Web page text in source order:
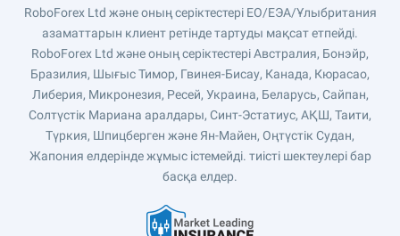
RoboForex Ltd және оның серіктестері ЕО/ЕЭА/Ұлыбритания
азаматтарын клиент ретінде тартуды мақсат етпейді.
RoboForex Ltd және оның серіктестері Австралия, Бонэйр,
Бразилия, Шығыс Тимор, Гвинея-Бисау, Канада, Кюрасао,
Либерия, Микронезия, Ресей, Украина, Беларусь, Сайпан,
Солтүстік Мариана аралдары, Синт-Эстатиус, АҚШ, Таити,
Түркия, Шпицберген және Ян-Майен, Оңтүстік Судан,
Жапония елдерінде жұмыс істемейді. тиісті шектеулері бар
басқа елдер.